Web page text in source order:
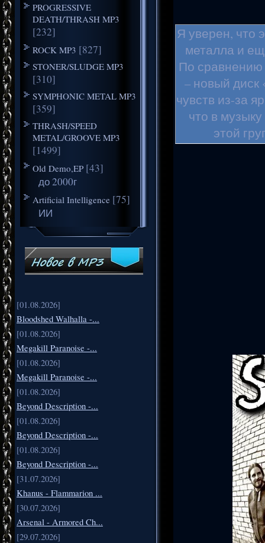
PROGRESSIVE
DEATH/THRASH MP3
[232]
ROCK MP3 [827]
STONER/SLUDGE MP3
[310]
SYMPHONIC METAL MP3
[359]
THRASH/SPEED
METAL/GROOVE MP3
[1499]
Old Demo,EP [43]
до 2000г
Artificial Intelligence [75]
ИИ
[01.08.2026]
Bloodshed Walhalla -...
[01.08.2026]
Megakill Paranoise -...
[01.08.2026]
Megakill Paranoise -...
[01.08.2026]
Beyond Description -...
[01.08.2026]
Beyond Description -...
[01.08.2026]
Beyond Description -...
[31.07.2026]
Khanus - Flammarion ...
[30.07.2026]
Arsenal - Armored Ch...
[29.07.2026]
Я уверен, что
металла и
По сравнению
– новый диск
чувств из-за
что в
этой
мелодии, в
«Figure
гениального
«Weapon Of
Drama» и
«Nerve»,
песню «If
шедевром не
точно. А